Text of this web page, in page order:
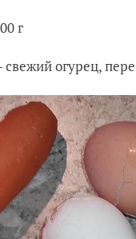
г
огурец,